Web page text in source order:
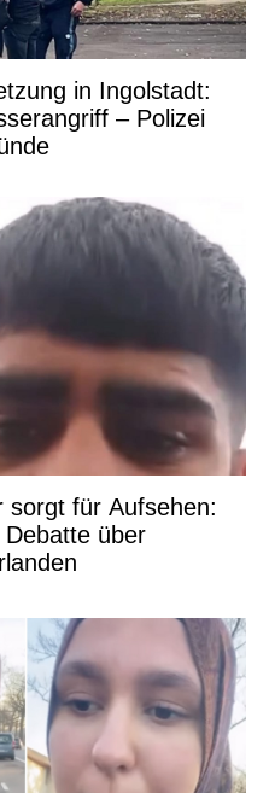
in Ingolstadt:
– Polizei
sorgt für Aufsehen:
über